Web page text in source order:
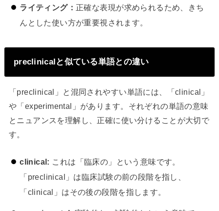
ライティング： 正確な表現が求められるため、きち
んとした使い方が重要視されます。
preclinicalと似ている単語との違い
「preclinical」と混同されやすい単語には、「clinical」
や「experimental」があります。それぞれの単語の意味
とニュアンスを理解し、正確に使い分けることが大切で
す。
clinical: これは「臨床の」という意味です。
「preclinical」は臨床試験の前の段階を指し、
「clinical」はその後の段階を指します。